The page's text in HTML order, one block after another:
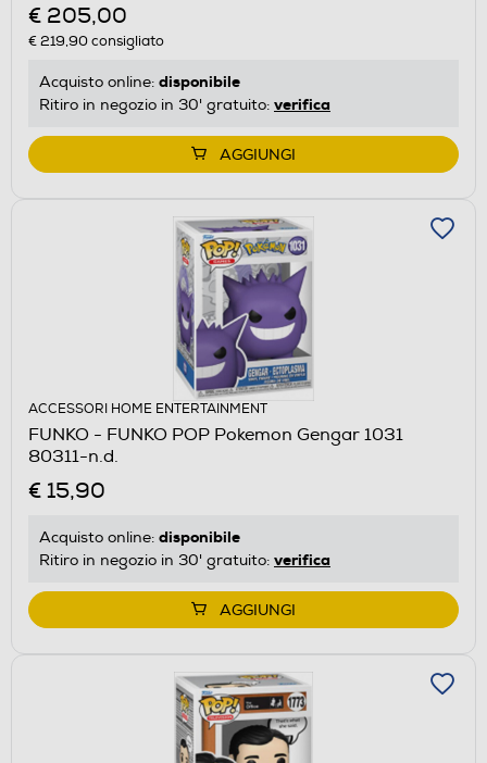
€ 205,00
€ 219,90consigliato
Acquisto online: disponibile
Ritiro in negozio in 30' gratuito: verifica
AGGIUNGI
ACCESSORI HOME ENTERTAINMENT
FUNKO - FUNKO POP Pokemon Gengar 1031
80311-n.d.
€ 15,90
Acquisto online: disponibile
Ritiro in negozio in 30' gratuito: verifica
AGGIUNGI